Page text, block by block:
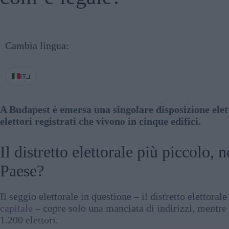
Cambia lingua:
IT
A Budapest è emersa una singolare disposizione
elettori registrati che vivono in cinque edifici.
Il distretto elettorale più piccolo,
Paese?
Il seggio elettorale in questione – il distretto elettorale
capitale – copre solo una manciata di indirizzi,
1.200 elettori.